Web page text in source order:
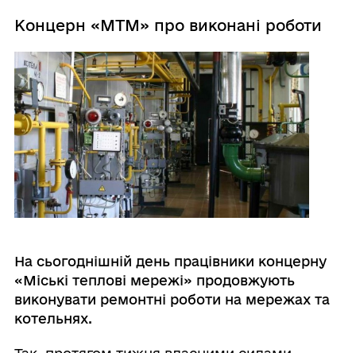
Концерн «МТМ» про виконані роботи
На сьогоднішній день працівники концерну
«Міські теплові мережі» продовжують
виконувати ремонтні роботи на мережах та
котельнях.